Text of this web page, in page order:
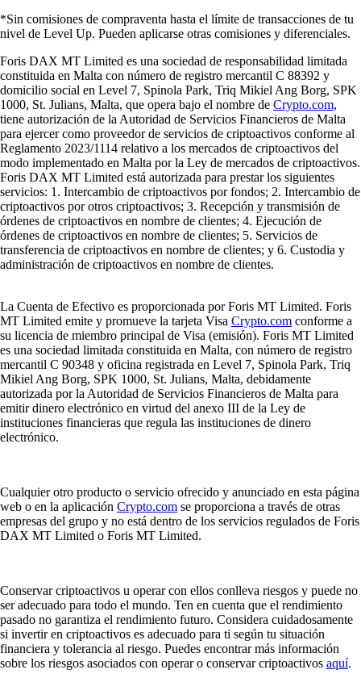
*Sin comisiones de compraventa hasta el límite de transacciones de tu
nivel de Level Up. Pueden aplicarse otras comisiones y diferenciales.
Foris DAX MT Limited es una sociedad de responsabilidad limitada
constituida en Malta con número de registro mercantil C 88392 y
domicilio social en Level 7, Spinola Park, Triq Mikiel Ang Borg, SPK
1000, St. Julians, Malta, que opera bajo el nombre de Crypto.com,
tiene autorización de la Autoridad de Servicios Financieros de Malta
para ejercer como proveedor de servicios de criptoactivos conforme al
Reglamento 2023/1114 relativo a los mercados de criptoactivos del
modo implementado en Malta por la Ley de mercados de criptoactivos.
Foris DAX MT Limited está autorizada para prestar los siguientes
servicios: 1. Intercambio de criptoactivos por fondos; 2. Intercambio de
criptoactivos por otros criptoactivos; 3. Recepción y transmisión de
órdenes de criptoactivos en nombre de clientes; 4. Ejecución de
órdenes de criptoactivos en nombre de clientes; 5. Servicios de
transferencia de criptoactivos en nombre de clientes; y 6. Custodia y
administración de criptoactivos en nombre de clientes.
La Cuenta de Efectivo es proporcionada por Foris MT Limited. Foris
MT Limited emite y promueve la tarjeta Visa Crypto.com conforme a
su licencia de miembro principal de Visa (emisión). Foris MT Limited
es una sociedad limitada constituida en Malta, con número de registro
mercantil C 90348 y oficina registrada en Level 7, Spinola Park, Triq
Mikiel Ang Borg, SPK 1000, St. Julians, Malta, debidamente
autorizada por la Autoridad de Servicios Financieros de Malta para
emitir dinero electrónico en virtud del anexo III de la Ley de
instituciones financieras que regula las instituciones de dinero
electrónico.
Cualquier otro producto o servicio ofrecido y anunciado en esta página
web o en la aplicación Crypto.com se proporciona a través de otras
empresas del grupo y no está dentro de los servicios regulados de Foris
DAX MT Limited o Foris MT Limited.
Conservar criptoactivos u operar con ellos conlleva riesgos y puede no
ser adecuado para todo el mundo. Ten en cuenta que el rendimiento
pasado no garantiza el rendimiento futuro. Considera cuidadosamente
si invertir en criptoactivos es adecuado para ti según tu situación
financiera y tolerancia al riesgo. Puedes encontrar más información
sobre los riesgos asociados con operar o conservar criptoactivos aquí.